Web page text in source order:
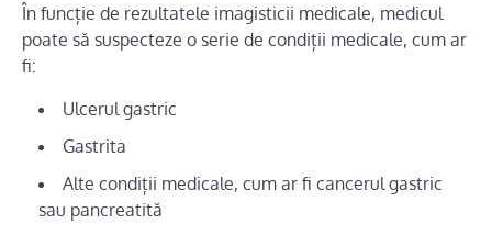
În funcție de rezultatele imagisticii medicale, medicul
poate să suspecteze o serie de condiții medicale, cum ar
fi:
Ulcerul gastric
Gastrita
Alte condiții medicale, cum ar fi cancerul gastric
sau pancreatită